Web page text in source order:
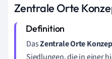
Zentrale Orte
DasZentrale Orte
Siedlungen, die in einer